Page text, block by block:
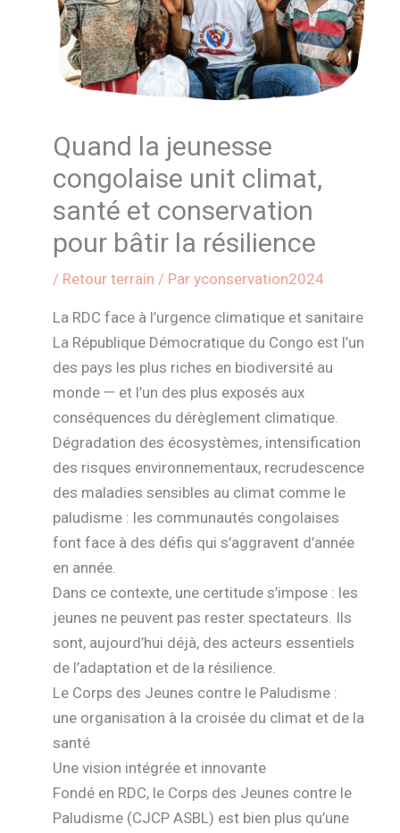
Quand la jeunesse
congolaise unit climat,
santé et conservation
pour bâtir la résilience
/ Retour terrain / Paryconservation2024
La RDC face à l’urgence climatique et sanitaire
La République Démocratique du Congo est l’un
des pays les plus riches en biodiversité au
monde — et l’un des plus exposés aux
conséquences du dérèglement climatique.
Dégradation des écosystèmes, intensification
des risques environnementaux, recrudescence
des maladies sensibles au climat comme le
paludisme : les communautés congolaises
font face à des défis qui s’aggravent d’année
en année.
Dans ce contexte, une certitude s’impose : les
jeunes ne peuvent pas rester spectateurs. Ils
sont, aujourd’hui déjà, des acteurs essentiels
de l’adaptation et de la résilience.
Le Corps des Jeunes contre le Paludisme :
une organisation à la croisée du climat et de la
santé
Une vision intégrée et innovante
Fondé en RDC, le Corps des Jeunes contre le
Paludisme (CJCP ASBL) est bien plus qu’une